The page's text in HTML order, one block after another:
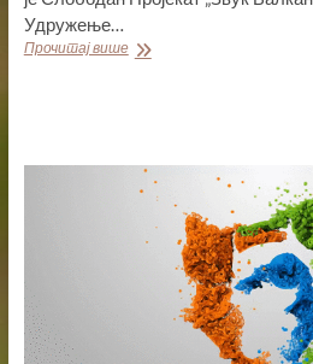
Удружење…
Прочитај вишеЗВУК